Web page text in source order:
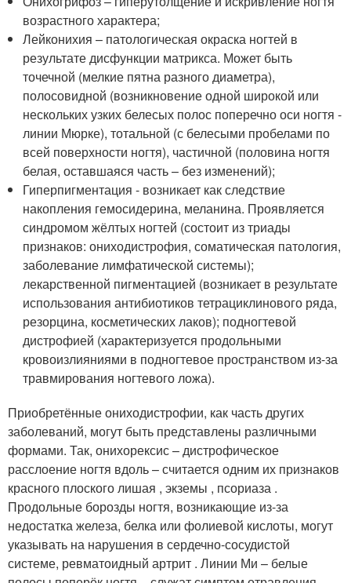
возрастного характера;
Лейконихия – патологическая окраска ногтей в
результате дисфункции матрикса. Может быть
точечной (мелкие пятна разного диаметра),
полосовидной (возникновение одной широкой или
нескольких узких белесых полос поперечно оси ногтя -
линии Мюрке), тотальной (с белесыми пробелами по
всей поверхности ногтя), частичной (половина ногтя
белая, оставшаяся часть – без изменений);
Гиперпигментация - возникает как следствие
накопления гемосидерина, меланина. Проявляется
синдромом жёлтых ногтей (состоит из триады
признаков: ониходистрофия, соматическая патология,
заболевание лимфатической системы);
лекарственной пигментацией (возникает в результате
использования антибиотиков тетрациклинового ряда,
резорцина, косметических лаков); подногтевой
дистрофией (характеризуется продольными
кровоизлияниями в подногтевое пространством из-за
травмирования ногтевого ложа).
Приобретённые ониходистрофии, как часть других
заболеваний, могут быть представлены различными
формами. Так, онихорексис – дистрофическое
расслоение ногтя вдоль – считается одним их признаков
красного плоского лишая , экземы , псориаза .
Продольные борозды ногтя, возникающие из-за
недостатка железа, белка или фолиевой кислоты, могут
указывать на нарушения в сердечно-сосудистой
системе, ревматоидный артрит . Линии Ми – белые